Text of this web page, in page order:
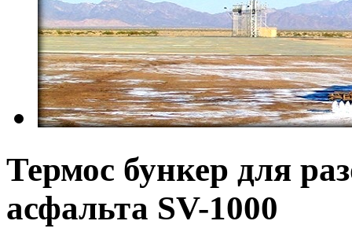
Термос бункер для
асфальта SV-1000